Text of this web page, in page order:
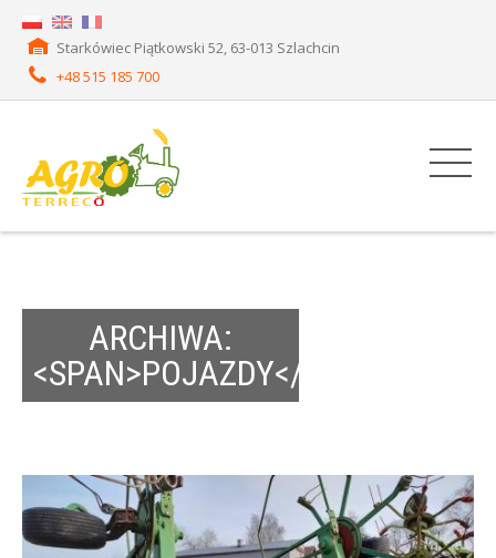
Starkówiec Piątkowski 52, 63-013 Szlachcin
+48 515 185 700
ARCHIWA:
<SPAN>POJAZDY</SPAN>